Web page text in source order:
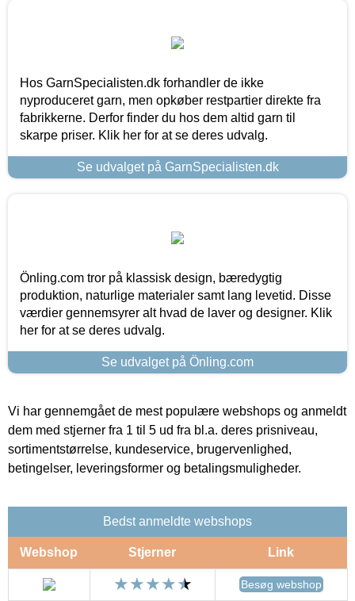
Hos GarnSpecialisten.dk forhandler de ikke
nyproduceret garn, men opkøber restpartier direkte fra
fabrikkerne. Derfor finder du hos dem altid garn til
skarpe priser. Klik her for at se deres udvalg.
Se udvalget på GarnSpecialisten.dk
Önling.com tror på klassisk design, bæredygtig
produktion, naturlige materialer samt lang levetid. Disse
værdier gennemsyrer alt hvad de laver og designer. Klik
her for at se deres udvalg.
Se udvalget på Önling.com
Vi har gennemgået de mest populære webshops og anmeldt
dem med stjerner fra 1 til 5 ud fra bl.a. deres prisniveau,
sortimentstørrelse, kundeservice, brugervenlighed,
betingelser, leveringsformer og betalingsmuligheder.
Bedst anmeldte webshops
Webshop Stjerner Link
Besøg webshop